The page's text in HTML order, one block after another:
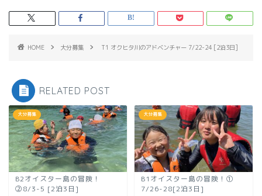
HOME 大分募集 T1 オクヒタ川のアドベンチャー 7/22-24 [2泊3日]
RELATED POST
大分募集
B2オイスター島の冒険！
②8/3-5 [2泊3日]
大分募集
B1オイスター島の冒険！①
7/26-28[2泊3日]